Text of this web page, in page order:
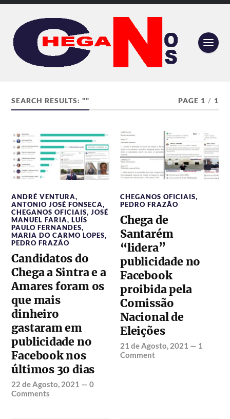
SEARCH RESULTS: "" PAGE 1 / 1
ANDRÉ VENTURA,
ANTONIO JOSÉ FONSECA,
CHEGANOS OFICIAIS,JOSÉ
MANUEL FARIA,LUÍS
PAULO FERNANDES,
MARIA DO CARMO LOPES,
PEDRO FRAZÃO
Candidatos do
Chega a Sintra e a
Amares foram os
que mais
dinheiro
gastaram em
publicidade no
Facebook nos
últimos 30 dias
22 de Agosto, 2021 —0
Comments
CHEGANOS OFICIAIS,
PEDRO FRAZÃO
Chega de
Santarém
“lidera”
publicidade no
Facebook
proibida pela
Comissão
Nacional de
Eleições
21 de Agosto, 2021 — 1
Comment